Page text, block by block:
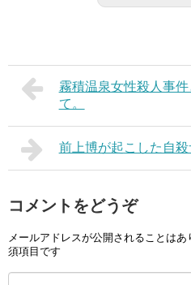
霧積温泉女性殺人事
て。
前上博が起こした自
コメントをどうぞ
メールアドレスが公開されることはあ
須項目です